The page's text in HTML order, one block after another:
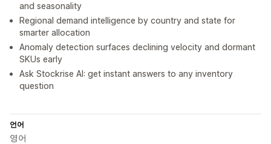
and seasonality
Regional demand intelligence by country and state for
smarter allocation
Anomaly detection surfaces declining velocity and dormant
SKUs early
Ask Stockrise AI: get instant answers to any inventory
question
언어
영어